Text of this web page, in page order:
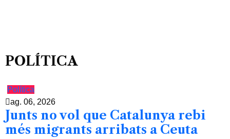
POLÍTICA
Política
ag. 06, 2026
Junts no vol que Catalunya rebi
més migrants arribats a Ceuta